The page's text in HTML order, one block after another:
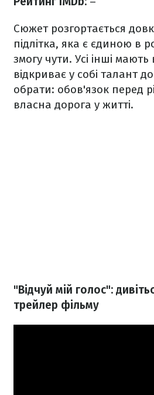
Сюжет розгортається
підлітка, яка є єдиною в
змогу чути. Усі інші
відкриває у собі талант
обрати: обов'язок перед
власна дорога у житті.
"Відчуй мій голос":
трейлер фільму